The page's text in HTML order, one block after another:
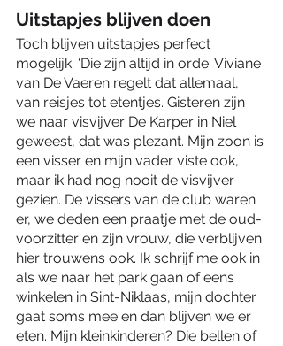
Uitstapjes blijven doen
Toch blijven uitstapjes perfect
mogelijk. ‘Die zijn altijd in orde: Viviane
van De Vaeren regelt dat allemaal,
van reisjes tot etentjes. Gisteren zijn
we naar visvijver De Karper in Niel
geweest, dat was plezant. Mijn zoon is
een visser en mijn vader viste ook,
maar ik had nog nooit de visvijver
gezien. De vissers van de club waren
er, we deden een praatje met de oud-
voorzitter en zijn vrouw, die verblijven
hier trouwens ook. Ik schrijf me ook in
als we naar het park gaan of eens
winkelen in Sint-Niklaas, mijn dochter
gaat soms mee en dan blijven we er
eten. Mijn kleinkinderen? Die bellen of